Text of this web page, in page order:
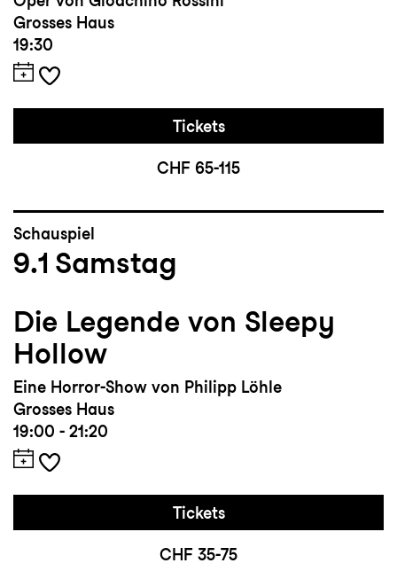
Grosses Haus
19:30
Tickets
CHF 65-115
Schauspiel
9.1 Samstag
Die Legende von Sleepy
Hollow
Eine Horror-Show von Philipp Löhle
Grosses Haus
19:00 - 21:20
Tickets
CHF 35-75